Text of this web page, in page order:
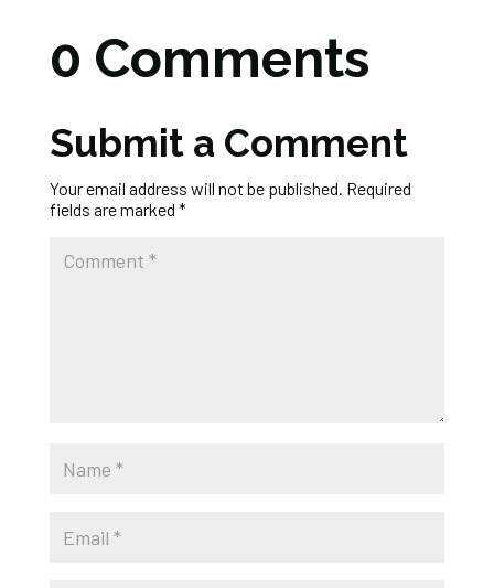
0 Comments
Submit a Comment
Your email address will not be published. Required
fields are marked *